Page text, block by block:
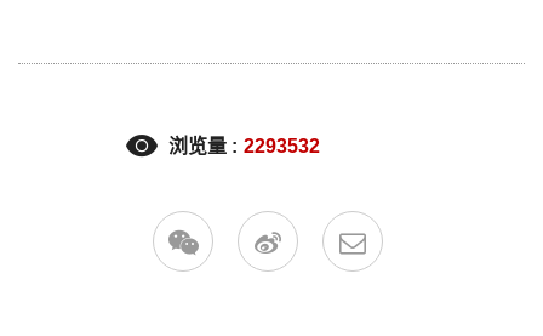
浏览量 : 2293532